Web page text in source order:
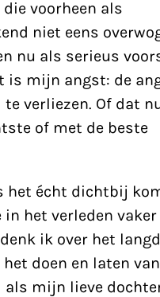
voorheen als
niet eens
nu als serieus
is mijn angst: de
verliezen. Of dat
of met de beste
het écht dichtbij
in het verleden
ik over het
het doen en laten
als mijn lieve